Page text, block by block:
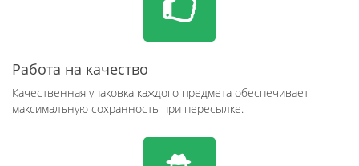
Работа на качество
Качественная упаковка каждого предмета обеспечивает
максимальную сохранность при пересылке.